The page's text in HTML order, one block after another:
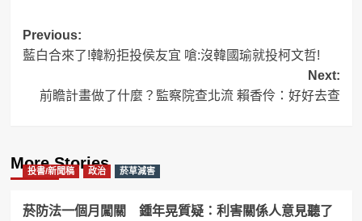
Post
navigation
Previous:
藍白合來了!韓粉拒投侯友宜 嗆:沒韓國瑜就投柯文哲!
Next:
前瞻計畫做了什麼？監察院查北流 賴香伶：好好去查
More Stories
投書/新聞稿 政治 菸草減害
菸防法一個月闖關 鍾年晃質疑：利害關係人意見聽了